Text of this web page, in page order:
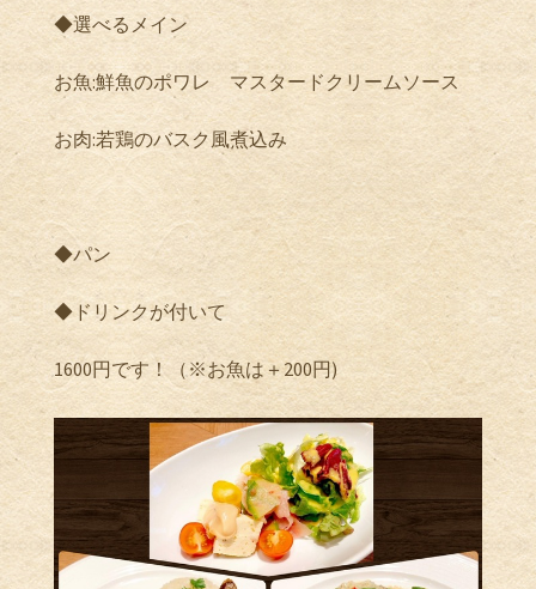
◆選べるメイン
お魚:鮮魚のポワレ マスタードクリームソース
お肉:若鶏のバスク風煮込み
◆パン
◆ドリンクが付いて
1600円です！（※お魚は＋200円)